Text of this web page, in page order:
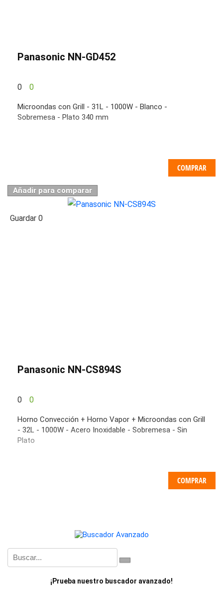
Panasonic NN-GD452
0 0
Microondas con Grill - 31L - 1000W - Blanco -
Sobremesa - Plato 340 mm
COMPRAR
Añadir para comparar
Guardar 0
Panasonic NN-CS894S
0 0
Horno Convección + Horno Vapor + Microondas con Grill
- 32L - 1000W - Acero Inoxidable - Sobremesa - Sin
Plato
COMPRAR
¡Prueba nuestro buscador avanzado!